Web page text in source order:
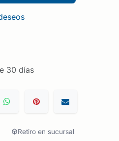
30 días
Retiro en sucursal